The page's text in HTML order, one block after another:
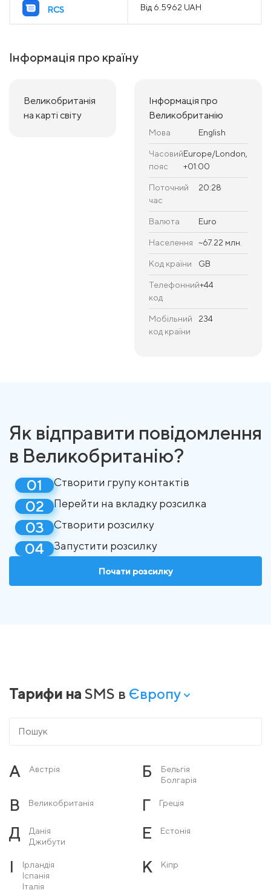
RCS Від 6.5962 UAH
Інформація про країну
Великобританія
на карті світу
Інформація про
Великобританію
Мова English
Часовий
пояс
Europe/London,
+01:00
Поточний
час
20:28
Валюта Euro
Населення ~67.22 млн.
Код країни GB
Телефонний
код
+44
Мобільний
код країни
234
Як відправити повідомлення
в Великобританію?
Створити групу контактів
Перейти на вкладку розсилка
Створити розсилку
Запустити розсилку
Почати розсилку
Тарифи на SMS в Європу
А Австрія Б
Бельгія
Болгарія
В Великобританія Г Греція
Д
Данія
Джибути
Е Естонія
І
Ірландія
Іспанія
Італія
К Кіпр